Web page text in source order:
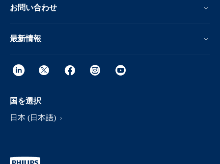
お問い合わせ
最新情報
国を選択
日本 (日本語)